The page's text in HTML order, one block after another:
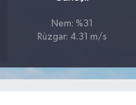
Nem: %31
Rüzgar: 4.31 m/s